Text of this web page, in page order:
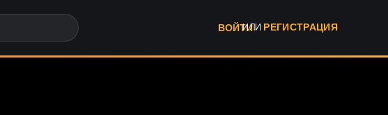
ВОЙТИ
ИЛИ РЕГИСТРАЦИЯ